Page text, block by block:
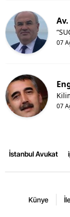
07
07
İstanbul Avukat
Künye